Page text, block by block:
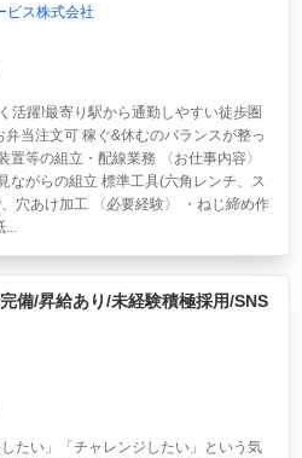
ビス株式会社
活躍!最寄り駅から通勤しやすい徒歩圏
当注文可 稼ぐ&休むのバランスが整っ
等の組立・配線業務 〈お仕事内容〉
ながらの組立 標準工具(六角レンチ、ス
穴あけ加工 〈必要経験〉 ・ねじ締め作
...
備/昇給あり/未経験積極採用/SNS
たい」「チャレンジしたい」という気